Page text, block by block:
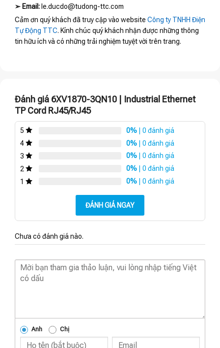
➢ Email: le.ducdo@tudong-ttc.com
Cảm ơn quý khách đã truy cập vào website Công ty TNHH Điện
Tự Động TTC. Kính chúc quý khách nhận được những thông
tin hữu ích và có những trải nghiệm tuyệt vời trên trang.
Đánh giá 6XV1870-3QN10 | Industrial Ethernet
TP Cord RJ45/RJ45
5 0% | 0 đánh giá
4
0% | 0 đánh giá
3
0% | 0 đánh giá
2
0% | 0 đánh giá
1
0% | 0 đánh giá
ĐÁNH GIÁ NGAY
Chưa có đánh giá nào.
Anh Chị